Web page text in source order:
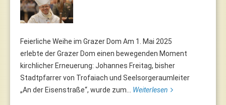
Feierliche Weihe im Grazer Dom Am 1. Mai 2025
erlebte der Grazer Dom einen bewegenden Moment
kirchlicher Erneuerung: Johannes Freitag, bisher
Stadtpfarrer von Trofaiach und Seelsorgeraumleiter
„An der Eisenstraße“, wurde zum... Weiterlesen